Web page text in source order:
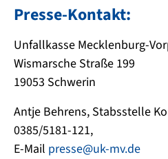
Presse-Kontakt:
Unfallkasse Mecklenburg-
Wismarsche Straße 199
19053 Schwerin
Antje Behrens, Stabsstelle
0385/5181-121,
E-Mail presse@uk-mv.de